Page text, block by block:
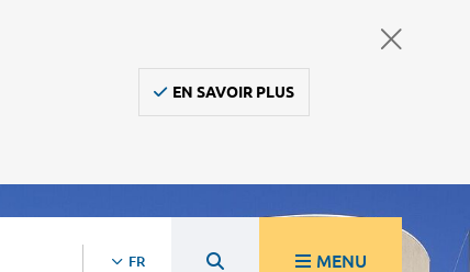
EN SAVOIR PLUS
FR MENU